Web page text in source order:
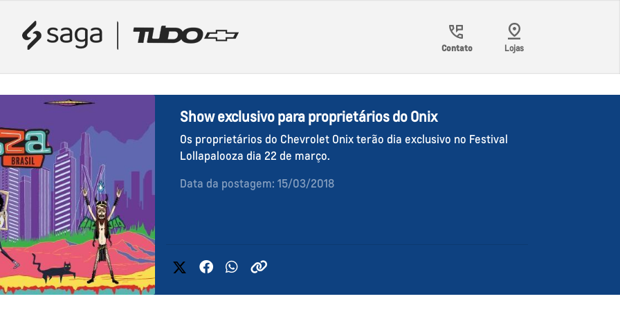
Contato Lojas
Show exclusivo para proprietários do Onix
Os proprietários do Chevrolet Onix terão dia exclusivo no Festival
Lollapalooza dia 22 de março.
Data da postagem: 15/03/2018